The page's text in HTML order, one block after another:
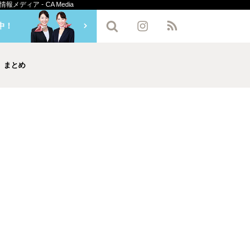
報メディア - CA Media
まとめ
！